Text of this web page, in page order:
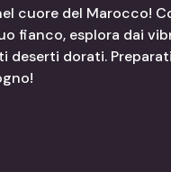
cuore del Marocco!
fianco, esplora dai
deserti dorati.